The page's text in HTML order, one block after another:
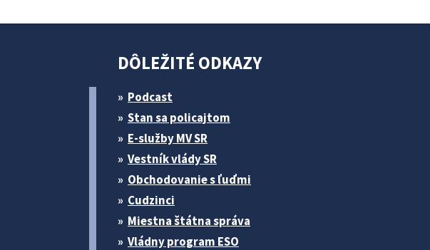
DÔLEŽITÉ ODKAZY
Podcast
Stan sa policajtom
E-služby MV SR
Vestník vlády SR
Obchodovanie s ľuďmi
Cudzinci
Miestna štátna správa
Vládny program ESO